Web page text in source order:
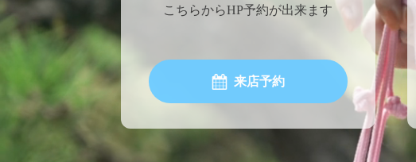
こちらからHP予約が出来ます
来店予約